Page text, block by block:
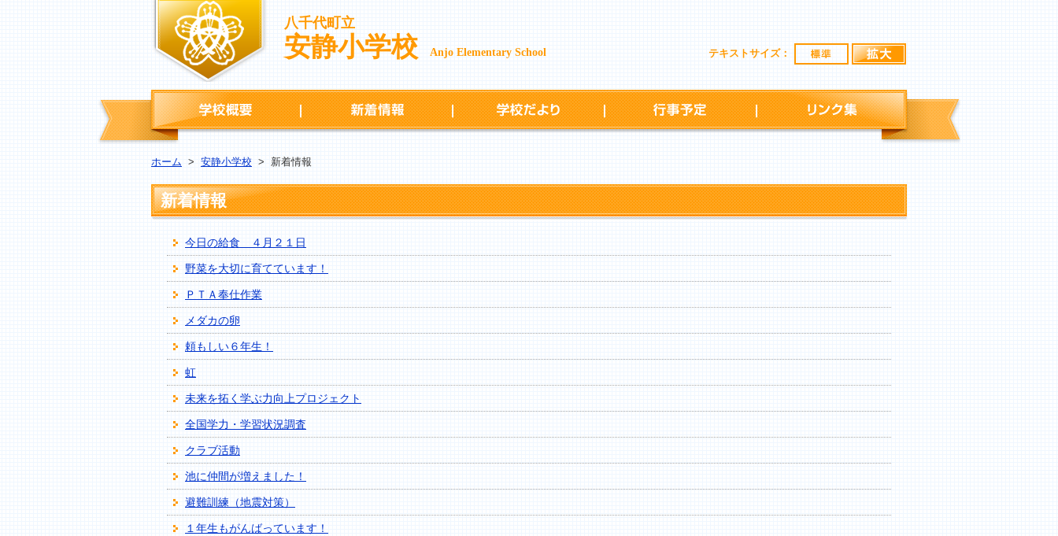
八千代町立
安静小学校 Anjo Elementary School テキストサイズ： 標準
学校概要 新着情報 学校だより 行事予定 リンク集
ホーム > 安静小学校 > 新着情報
新着情報
今日の給食 ４月２１日
野菜を大切に育てています！
ＰＴＡ奉仕作業
メダカの卵
頼もしい６年生！
虹
未来を拓く学ぶ力向上プロジェクト
全国学力・学習状況調査
クラブ活動
池に仲間が増えました！
避難訓練（地震対策）
１年生もがんばっています！